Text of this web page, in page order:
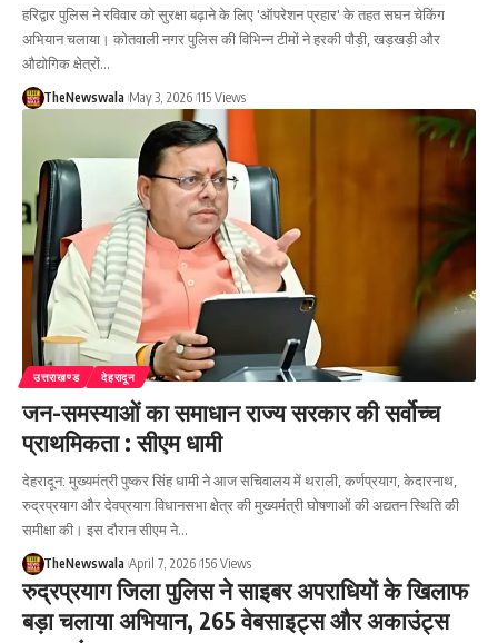
हरिद्वार पुलिस ने रविवार को सुरक्षा बढ़ाने के लिए 'ऑपरेशन प्रहार' के तहत सघन चेकिंग
अभियान चलाया। कोतवाली नगर पुलिस की विभिन्न टीमों ने हरकी पौड़ी, खड़खड़ी और
औद्योगिक क्षेत्रों…
TheNewswala May 3, 2026 115 Views
उत्तराखण्ड देहरादून
जन-समस्याओं का समाधान राज्य सरकार की सर्वोच्च
प्राथमिकता : सीएम धामी
देहरादून: मुख्यमंत्री पुष्कर सिंह धामी ने आज सचिवालय में थराली, कर्णप्रयाग, केदारनाथ,
रुद्रप्रयाग और देवप्रयाग विधानसभा क्षेत्र की मुख्यमंत्री घोषणाओं की अद्यतन स्थिति की
समीक्षा की। इस दौरान सीएम ने…
TheNewswala April 7, 2026 156 Views
रुद्रप्रयाग जिला पुलिस ने साइबर अपराधियों के खिलाफ
बड़ा चलाया अभियान, 265 वेबसाइट्स और अकाउंट्स